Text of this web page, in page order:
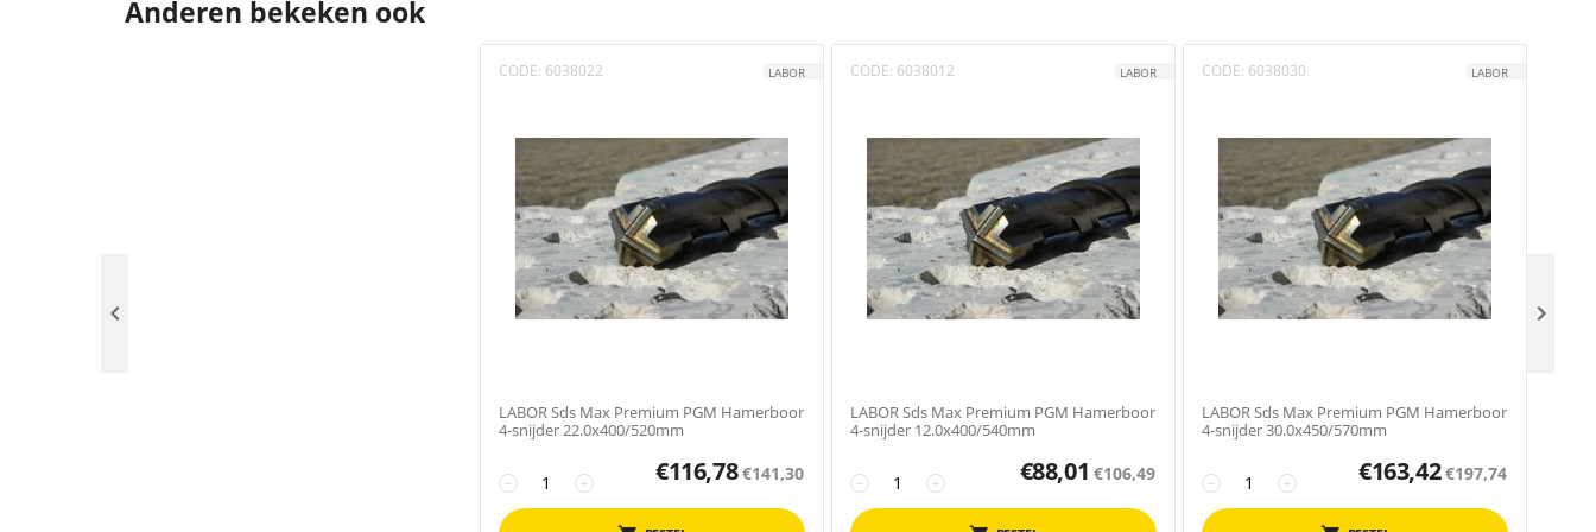
Anderen bekeken ook
CODE: 6038022 LABOR
LABOR Sds Max Premium PGM Hamerboor
4-snijder 22.0x400/520mm
+
− €116,78 €141,30
CODE: 6038012 LABOR
LABOR Sds Max Premium PGM Hamerboor
4-snijder 12.0x400/540mm
+
− €88,01 €106,49
CODE: 6038030 LABOR
LABOR Sds Max Premium PGM Hamerboor
4-snijder 30.0x450/570mm
+
− €163,42 €197,74
 